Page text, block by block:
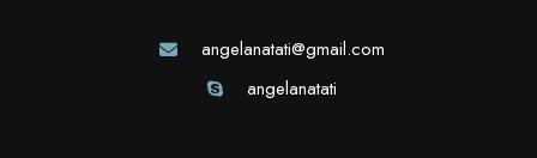
angelanatati@gmail.com
angelanatati